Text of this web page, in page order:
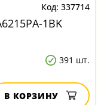
337714
1BK
391 шт.
В КОРЗИНУ